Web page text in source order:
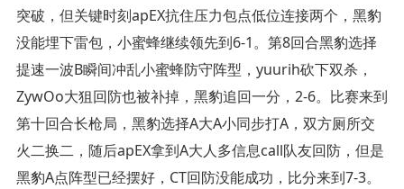
突破，但关键时刻apEX抗住压力包点低位连接两个，黑豹
没能埋下雷包，小蜜蜂继续领先到6-1。第8回合黑豹选择
提速一波B瞬间冲乱小蜜蜂防守阵型，yuurih砍下双杀，
ZywOo大狙回防也被补掉，黑豹追回一分，2-6。比赛来到
第十回合长枪局，黑豹选择A大A小同步打A，双方厕所交
火二换二，随后apEX拿到A大人多信息call队友回防，但是
黑豹A点阵型已经摆好，CT回防没能成功，比分来到7-3。